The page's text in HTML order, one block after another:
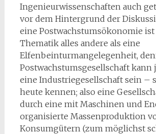
Ingenieurwissenschaften auch
vor dem Hintergrund der
eine Postwachstumsökonomie ist
Thematik alles andere als eine
Elfenbeinturmangelegenheit,
Postwachstumsgesellschaft kann
eine Industriegesellschaft sein –
heute kennen; also eine
durch eine mit Maschinen und
organisierte Massenproduktion
Konsumgütern (zum möglichst